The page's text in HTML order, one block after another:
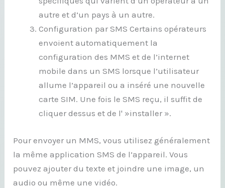
autre et d’un pays à un autre.
Configuration par SMS Certains opérateurs
envoient automatiquement la
configuration des MMS et de l’internet
mobile dans un SMS lorsque l’utilisateur
allume l’appareil ou a inséré une nouvelle
carte SIM. Une fois le SMS reçu, il suffit de
cliquer dessus et de l' »installer ».
Pour envoyer un MMS, vous utilisez généralement
la même application SMS de l’appareil. Vous
pouvez ajouter du texte et joindre une image, un
audio ou même une vidéo.